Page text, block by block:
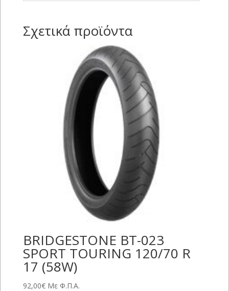
Σχετικά προϊόντα
BRIDGESTONE BT-023
SPORT TOURING 120/70 R
17 (58W)
92,00€ Με Φ.Π.Α.